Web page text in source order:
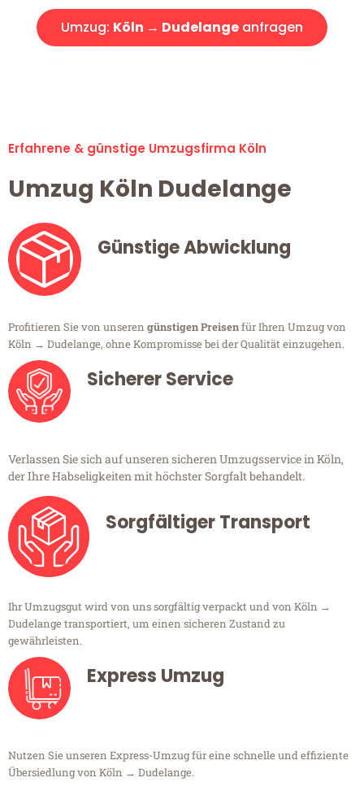
Umzug: Köln → Dudelange anfragen
Erfahrene & günstige Umzugsfirma Köln
Umzug Köln Dudelange
Günstige Abwicklung
Profitieren Sie von unseren günstigen Preisenfür Ihren Umzug von
Köln → Dudelange, ohne Kompromisse bei der Qualität einzugehen.
Sicherer Service
Verlassen Sie sich auf unseren sicheren Umzugsservice in Köln,
der Ihre Habseligkeiten mit höchster Sorgfalt behandelt.
Sorgfältiger Transport
Ihr Umzugsgut wird von uns sorgfältig verpackt und von Köln →
Dudelange transportiert, um einen sicheren Zustand zu
gewährleisten.
Express Umzug
Nutzen Sie unseren Express-Umzug für eine schnelle und effiziente
Übersiedlung von Köln → Dudelange.